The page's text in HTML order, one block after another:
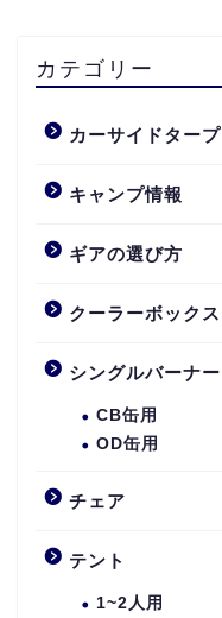
カテゴリー
カーサイドタープ
キャンプ情報
ギアの選び方
クーラーボックス
シングルバーナー
CB缶用
OD缶用
チェア
テント
1~2人用